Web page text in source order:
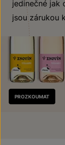
jedinečné jak
jsou zárukou
Nově
v prodeji
PROZKOUMAT